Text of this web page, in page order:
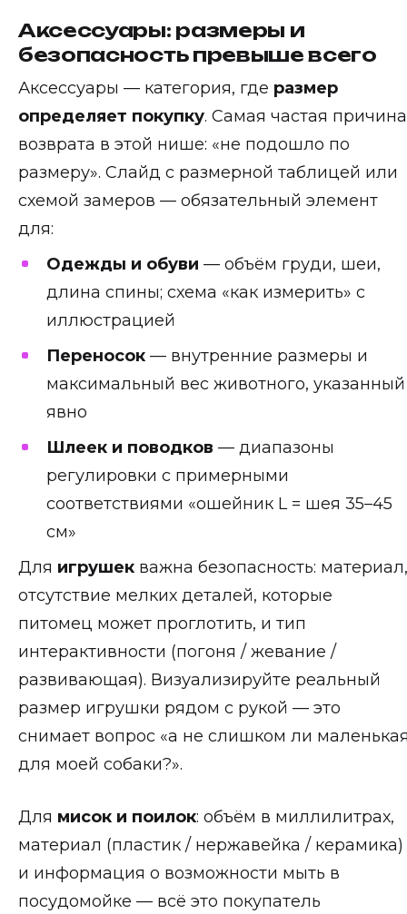
Аксессуары: размеры и
безопасность превыше всего
Аксессуары — категория, где размер
определяет покупку. Самая частая причина
возврата в этой нише: «не подошло по
размеру». Слайд с размерной таблицей или
схемой замеров — обязательный элемент
для:
Одежды и обуви — объём груди, шеи,
длина спины; схема «как измерить» с
иллюстрацией
Переносок— внутренние размеры и
максимальный вес животного, указанный
явно
Шлеек и поводков — диапазоны
регулировки с примерными
соответствиями «ошейник L = шея 35–45
см»
Для игрушек важна безопасность: материал,
отсутствие мелких деталей, которые
питомец может проглотить, и тип
интерактивности (погоня / жевание /
развивающая). Визуализируйте реальный
размер игрушки рядом с рукой — это
снимает вопрос «а не слишком ли
для моей собаки?».
Для мисок и поилок: объём в миллилитрах,
материал (пластик / нержавейка / керамика)
и информация о возможности мыть в
посудомойке — всё это покупатель